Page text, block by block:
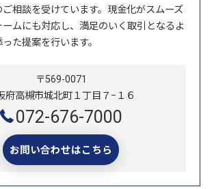
相談を受けています。現金化がスムーズ
ムにも対応し、満足のいく取引となるよ
た提案を行います。
〒569-0071
府高槻市城北町１丁目７−１６
072-676-7000
お問い合わせはこちら